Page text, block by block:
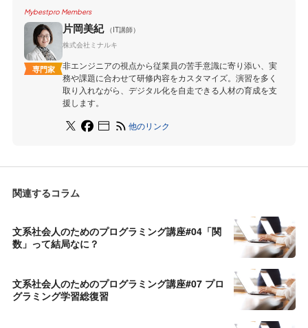
Mybestpro Members
専門家
片岡美紀
（IT講師）
株式会社ミナルキ
非エンジニアの視点から従業員の苦手意識に寄り添い、実
務や課題に合わせて研修内容をカスタマイズ。演習を多く
取り入れながら、デジタル化を自走できる人材の育成を支
援します。
他のリンク
関連するコラム
文系社会人のためのプログラミング講座#04「関
数」って結局なに？
文系社会人のためのプログラミング講座#07 プロ
グラミング学習総復習